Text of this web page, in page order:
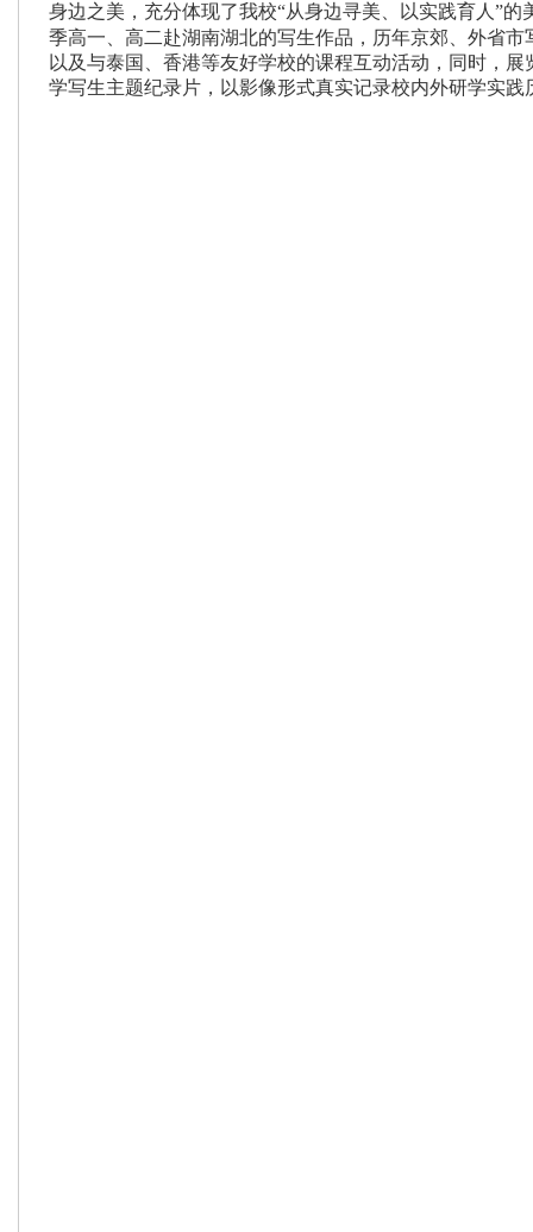
身边之美，充分体现了我校“从身边寻美、以实践育人”的
季高一、高二赴湖南湖北的写生作品，历年京郊、外省
以及与泰国、香港等友好学校的课程互动活动，同时，
学写生主题纪录片，以影像形式真实记录校内外研学实